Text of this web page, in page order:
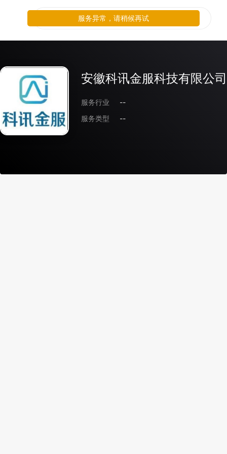
安徽科讯金服科技有限公司
服务行业
--
服务类型
--
服务异常，请稍候再试